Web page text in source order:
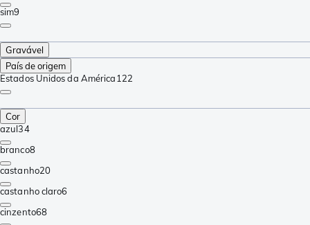
sim9
Gravável
País de origem
Estados Unidos da América122
Cor
azul34
branco8
castanho20
castanho claro6
cinzento68